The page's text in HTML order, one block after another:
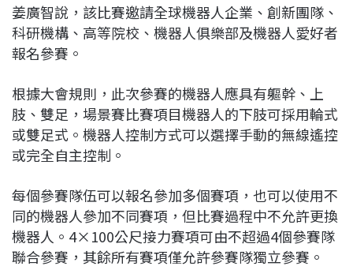
姜廣智說，該比賽邀請全球機器人企業、創新團隊、
科研機構、高等院校、機器人俱樂部及機器人愛好者
報名參賽。
根據大會規則，此次參賽的機器人應具有軀幹、上
肢、雙足，場景賽比賽項目機器人的下肢可採用輪式
或雙足式。機器人控制方式可以選擇手動的無線遙控
或完全自主控制。
每個參賽隊伍可以報名參加多個賽項，也可以使用不
同的機器人參加不同賽項，但比賽過程中不允許更換
機器人。4×100公尺接力賽項可由不超過4個參賽隊
聯合參賽，其餘所有賽項僅允許參賽隊獨立參賽。